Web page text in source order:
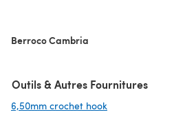
Berroco Cambria
Outils & Autres Fournitures
6,50mm crochet hook